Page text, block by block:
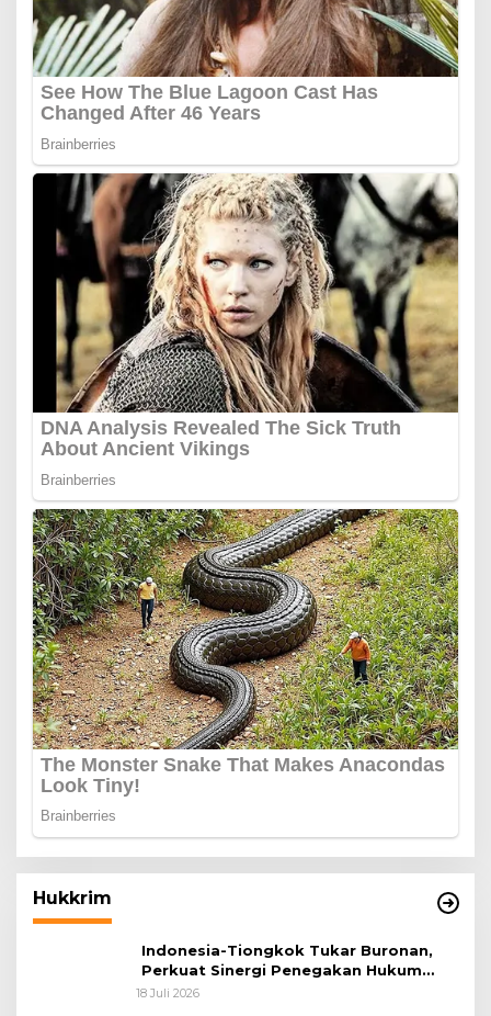
Hukkrim
Indonesia-Tiongkok Tukar Buronan,
Perkuat Sinergi Penegakan Hukum
Lintas Negara
18 Juli 2026